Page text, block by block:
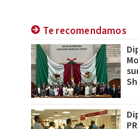
Te recomendamos